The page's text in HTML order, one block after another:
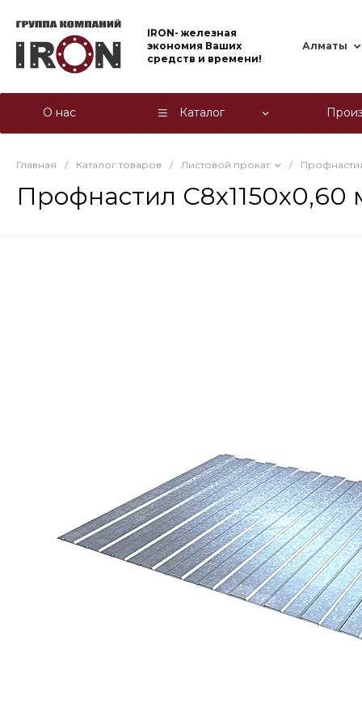
IRON- железная
экономия Ваших
средств и времени!
Алматы
О нас Каталог
Главная / Каталог товаров / Листовой прокат /
Профнастил